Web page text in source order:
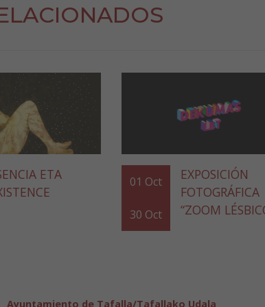
ETA
01 Oct
30 Oct
EXPOSICIÓN
FOTOGRÁFICA
“ZOOM
Ayuntamiento de Tafalla/Tafallako Udala